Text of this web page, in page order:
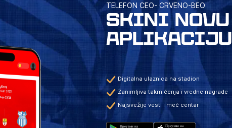
TELEFON CEO- CRVENO-BEO
SKINI NOVU
APLIKACIJU
Digitalna ulaznica na stadion
Zanimljiva takmičenja i vredne nagrade
Najsvežije vesti i meč centar